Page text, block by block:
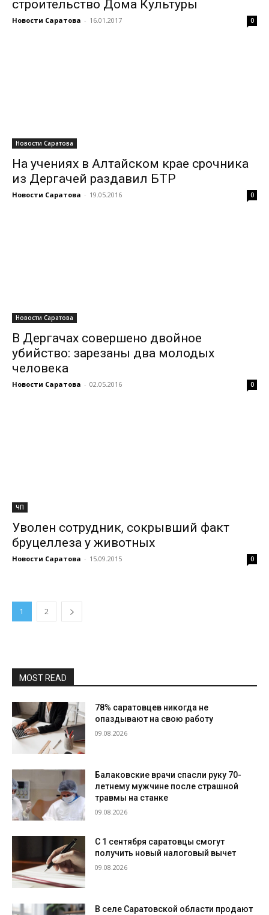
строительство Дома Культуры
Новости Саратова - 16.01.2017 0
Новости Саратова
На учениях в Алтайском крае срочника
из Дергачей раздавил БТР
Новости Саратова - 19.05.2016 0
Новости Саратова
В Дергачах совершено двойное
убийство: зарезаны два молодых
человека
Новости Саратова - 02.05.2016 0
ЧП
Уволен сотрудник, сокрывший факт
бруцеллеза у животных
Новости Саратова - 15.09.2015 0
1 2
MOST READ
78% саратовцев никогда не
опаздывают на свою работу
09.08.2026
Балаковские врачи спасли руку 70-
летнему мужчине после страшной
травмы на станке
09.08.2026
С 1 сентября саратовцы смогут
получить новый налоговый вычет
09.08.2026
В селе Саратовской области продают